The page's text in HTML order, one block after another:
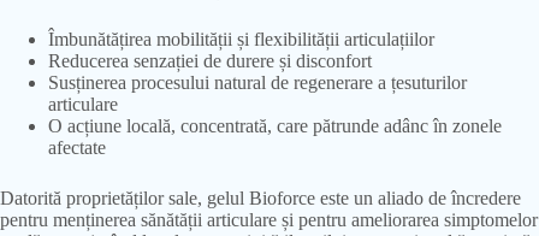
Îmbunătățirea mobilității și flexibilității articulațiilor
Reducerea senzației de durere și disconfort
Susținerea procesului natural de regenerare a țesuturilor
articulare
O acțiune locală, concentrată, care pătrunde adânc în zonele
afectate
Datorită proprietăților sale, gelul Bioforce este un aliado de încredere
pentru menținerea sănătății articulare și pentru ameliorarea simptomelor